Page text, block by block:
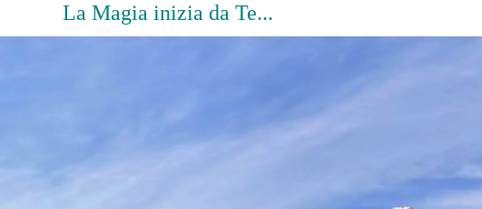
La Magia inizia da Te...